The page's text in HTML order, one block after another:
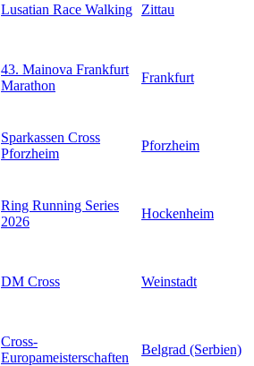
Lusatian Race Walking Zittau
43. Mainova Frankfurt
Marathon
Frankfurt
Sparkassen Cross
Pforzheim
Pforzheim
Ring Running Series
2026
Hockenheim
DM Cross Weinstadt
Cross-
Europameisterschaften
Belgrad (Serbien)